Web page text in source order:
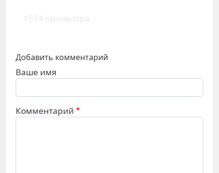
1574 просмотра
Добавить комментарий
Ваше имя
Комментарий